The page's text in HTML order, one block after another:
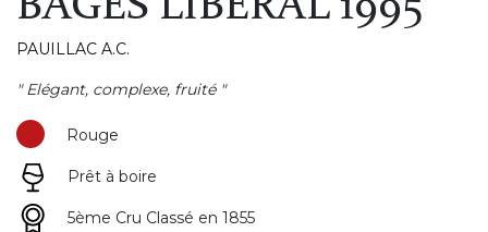
PAUILLAC A.C.
" Elégant, complexe, fruité "
Rouge
Prêt à boire
5ème Cru Classé en 1855